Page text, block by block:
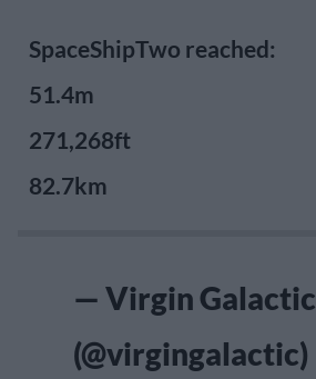
SpaceShipTwo reached:
51.4m
271,268ft
82.7km
— Virgin Galactic
(@virgingalactic)